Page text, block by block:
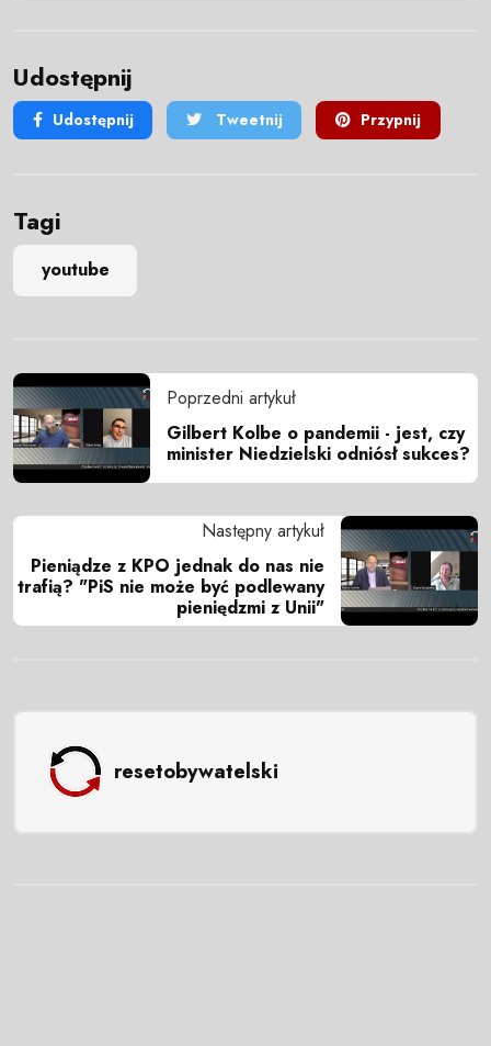
Udostępnij
Udostępnij Tweetnij Przypnij
Tagi
youtube
Poprzedni artykuł
Gilbert Kolbe o pandemii - jest, czy
minister Niedzielski odniósł sukces?
Następny artykuł
Pieniądze z KPO jednak do nas nie
trafią? "PiS nie może być podlewany
pieniędzmi z Unii"
resetobywatelski